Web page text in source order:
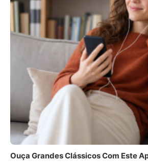
Ouça Grandes Clássicos Com Este